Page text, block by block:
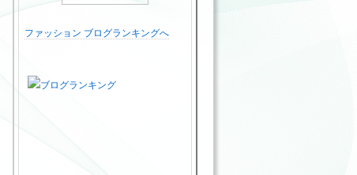
ファッション ブログランキングへ